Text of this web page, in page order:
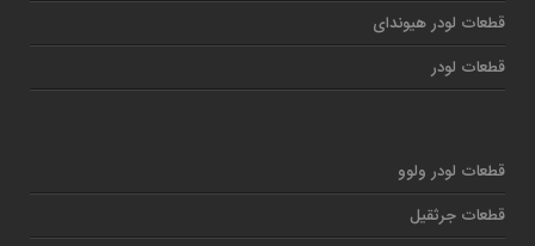
قطعات لودر هیوندای
قطعات لودر
قطعات لودر ولوو
قطعات جرثقیل